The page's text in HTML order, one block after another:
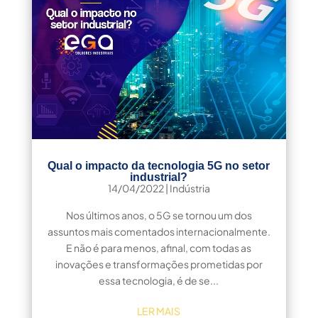
Qual o impacto da tecnologia 5G no setor
industrial?
14/04/2022| Indústria
Nos últimos anos, o 5G se tornou um dos
assuntos mais comentados internacionalmente.
E não é para menos, afinal, com todas as
inovações e transformações prometidas por
essa tecnologia, é de se...
LER MAIS